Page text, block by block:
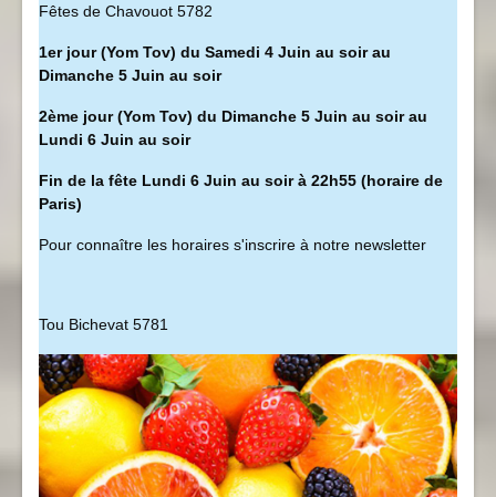
Fêtes de Chavouot 5782
1er jour (Yom Tov) du Samedi 4 Juin au soir au
Dimanche 5 Juin au soir
2ème jour (Yom Tov) du Dimanche 5 Juin au soir au
Lundi 6 Juin au soir
Fin de la fête Lundi 6 Juin au soir à 22h55 (horaire de
Paris)
Pour connaître les horaires s'inscrire à notre newsletter
Tou Bichevat 5781